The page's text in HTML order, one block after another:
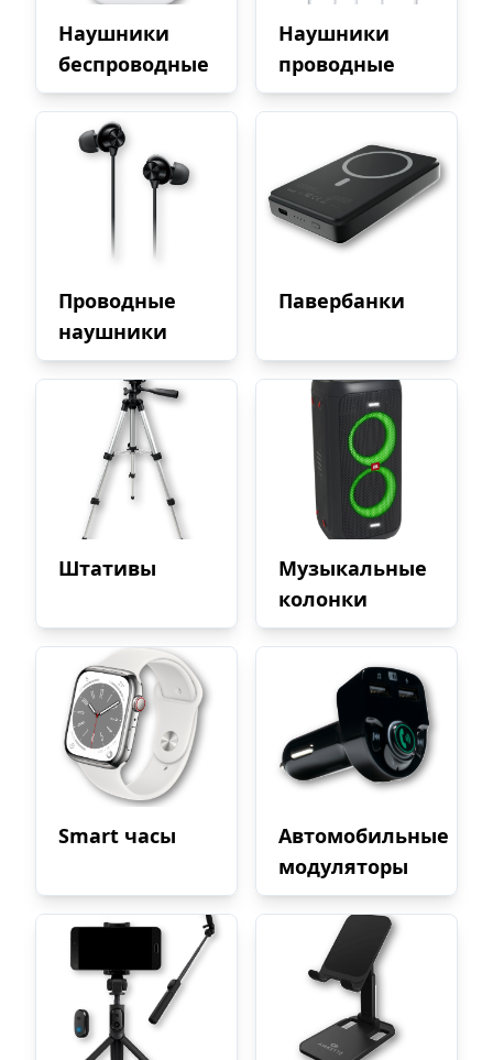
Наушники
беспроводные
Наушники
проводные
Проводные
наушники
Павербанки
Штативы
Музыкальные
колонки
Smart часы
Автомобильные
модуляторы